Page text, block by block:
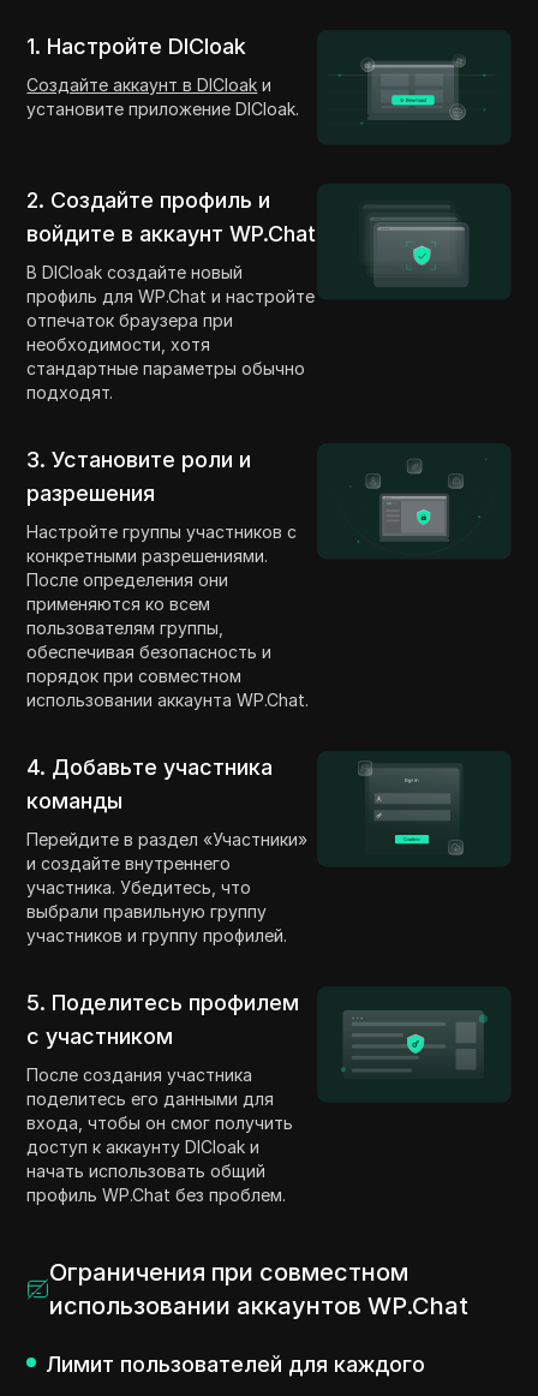
1. Настройте DICloak
Создайте аккаунт в DICloak и
установите приложение DICloak.
2. Создайте профиль и
войдите в аккаунт WP.Chat
В DICloak создайте новый
профиль для WP.Chat и настройте
отпечаток браузера при
необходимости, хотя
стандартные параметры обычно
подходят.
3. Установите роли и
разрешения
Настройте группы участников с
конкретными разрешениями.
После определения они
применяются ко всем
пользователям группы,
обеспечивая безопасность и
порядок при совместном
использовании аккаунта WP.Chat.
4. Добавьте участника
команды
Перейдите в раздел «Участники»
и создайте внутреннего
участника. Убедитесь, что
выбрали правильную группу
участников и группу профилей.
5. Поделитесь профилем
с участником
После создания участника
поделитесь его данными для
входа, чтобы он смог получить
доступ к аккаунту DICloak и
начать использовать общий
профиль WP.Chat без проблем.
Ограничения при совместном
использовании аккаунтов WP.Chat
Лимит пользователей для каждого